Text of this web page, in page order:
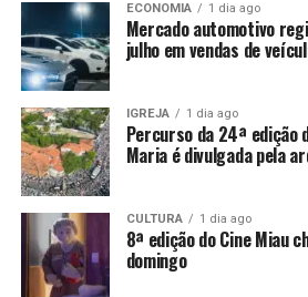
ECONOMIA 1 dia ago
Mercado automotivo
julho em vendas de
IGREJA 1 dia ago
Percurso da 24ª edição
Maria é divulgada pela
CULTURA 1 dia ago
8ª edição do Cine Miau
domingo